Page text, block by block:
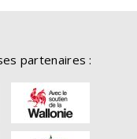
partenaires :